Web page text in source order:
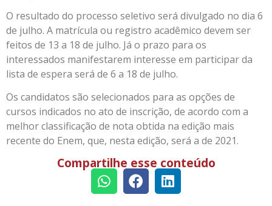
O resultado do processo seletivo será divulgado no dia 6
de julho. A matrícula ou registro acadêmico devem ser
feitos de 13 a 18 de julho. Já o prazo para os
interessados manifestarem interesse em participar da
lista de espera será de 6 a 18 de julho.
Os candidatos são selecionados para as opções de
cursos indicados no ato de inscrição, de acordo com a
melhor classificação de nota obtida na edição mais
recente do Enem, que, nesta edição, será a de 2021.
Compartilhe esse conteúdo